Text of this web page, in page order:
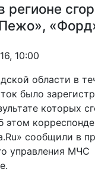
регионе
10:00
области в
было
которых
этом
сообщили в
управления МЧС